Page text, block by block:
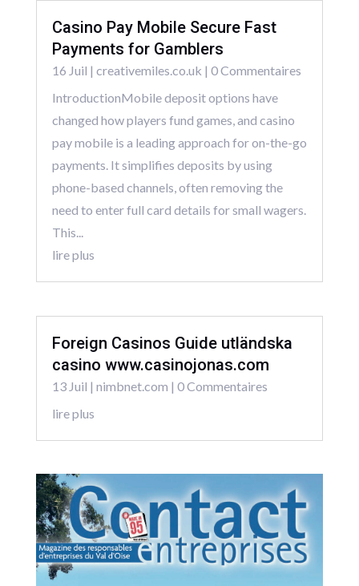
Casino Pay Mobile Secure Fast
Payments for Gamblers
16 Juil | creativemiles.co.uk | 0 Commentaires
IntroductionMobile deposit options have
changed how players fund games, and casino
pay mobile is a leading approach for on-the-go
payments. It simplifies deposits by using
phone-based channels, often removing the
need to enter full card details for small wagers.
This...
lire plus
Foreign Casinos Guide utländska
casino www.casinojonas.com
13 Juil | nimbnet.com | 0 Commentaires
lire plus